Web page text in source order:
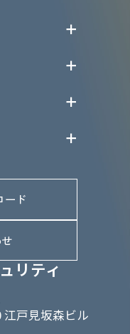
リティ
戸見坂森ビル
ィ
ード